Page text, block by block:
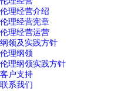
伦理经营介绍
伦理经营宪章
伦理经营运营
纲领及实践方针
伦理纲领
伦理纲领实践方针
客户支持
联系我们